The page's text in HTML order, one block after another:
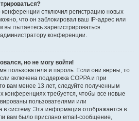
отключил регистрацию новых
что он заблокировал ваш IP-адрес или
пытаетесь зарегистрироваться.
конференции.
но не могу войти!
пользователя и пароль. Если они верны, то
включена поддержка COPPA и при
вам менее 13 лет, следуйте полученным
конференциях требуется, чтобы все новые
пользователями или
в систему. Эта информация отображается в
вам было прислано email-сообщение,